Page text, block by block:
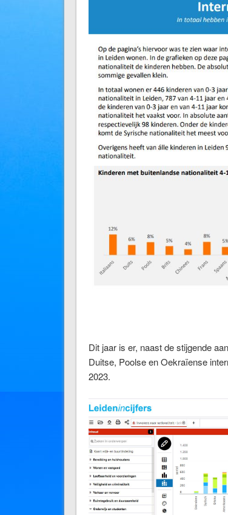
Dit jaar is er, naast de stijgende
Duitse, Poolse en Oekraïense
2023.